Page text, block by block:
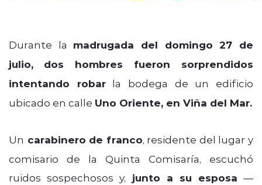
Durante la madrugada del domingo 27 de
julio,
dos hombres fueron sorprendidos
intentando robarla bodega de un edificio
ubicado en calle Uno Oriente, en Viña del Mar.
Un carabinero de franco, residente del lugar y
comisario de la Quinta Comisaría, escuchó
ruidos sospechosos y, junto a su esposa —